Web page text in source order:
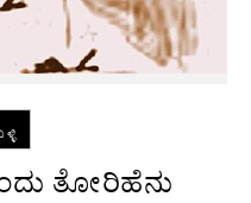
ತೋರಿಹೆನು